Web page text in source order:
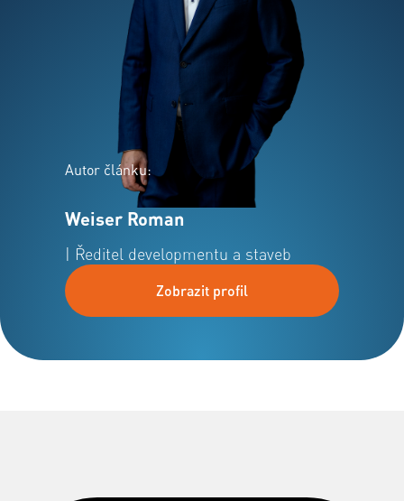
Autor článku:
Weiser Roman
| Ředitel developmentu a staveb
Zobrazit profil